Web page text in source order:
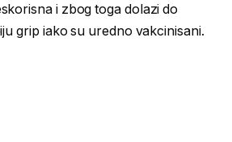
i zbog toga dolazi do
grip iako su uredno vakcinisani.